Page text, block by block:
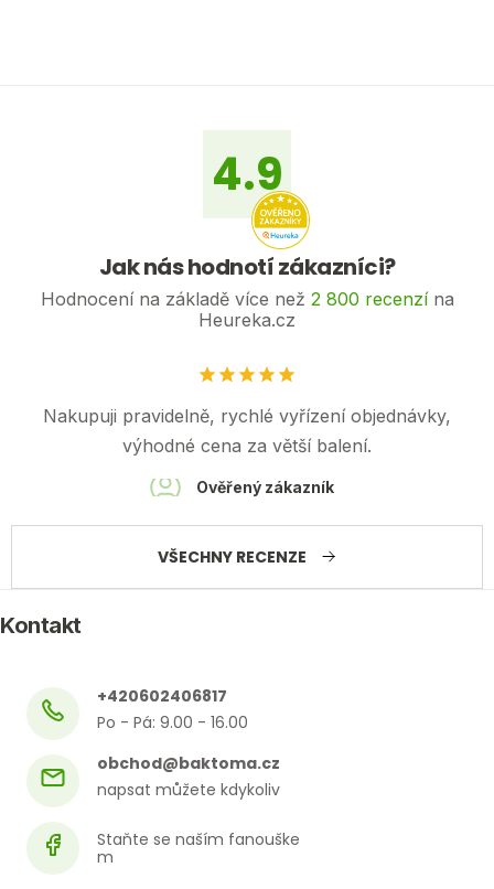
4.9
Jak nás hodnotí zákazníci?
Hodnocení na základě více než 2 800 recenzína
Heureka.cz
VŠECHNY RECENZE
Nakupuji pravidelně, rychlé vyřízení objednávky,
výhodné cena za větší balení.
Ověřený zákazník
Kontakt
obchod@baktoma.cz
+420602406817